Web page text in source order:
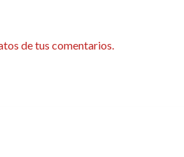
de tus comentarios.